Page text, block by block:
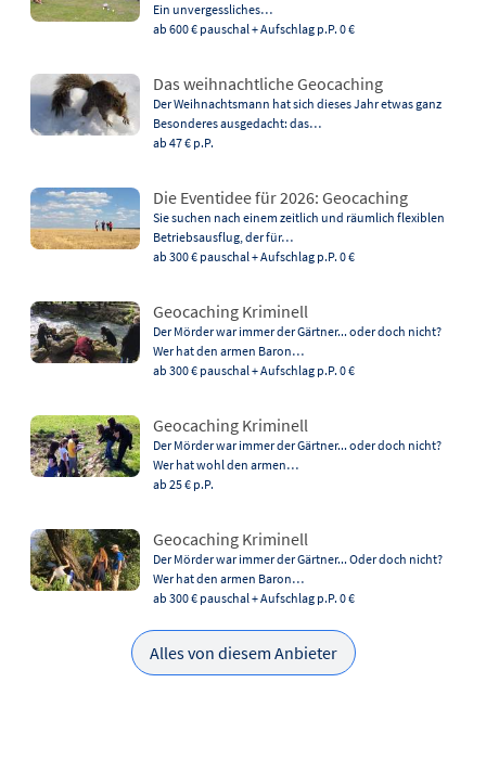
Ein unvergessliches…
ab 600 € pauschal + Aufschlag p.P. 0 €
Das weihnachtliche Geocaching
Der Weihnachtsmann hat sich dieses Jahr etwas ganz
Besonderes ausgedacht: das…
ab 47 € p.P.
Die Eventidee für 2026: Geocaching
Sie suchen nach einem zeitlich und räumlich flexiblen
Betriebsausflug, der für…
ab 300 € pauschal + Aufschlag p.P. 0 €
Geocaching Kriminell
Der Mörder war immer der Gärtner... oder doch nicht?
Wer hat den armen Baron…
ab 300 € pauschal + Aufschlag p.P. 0 €
Geocaching Kriminell
Der Mörder war immer der Gärtner... oder doch nicht?
Wer hat wohl den armen…
ab 25 € p.P.
Geocaching Kriminell
Der Mörder war immer der Gärtner... Oder doch nicht?
Wer hat den armen Baron…
ab 300 € pauschal + Aufschlag p.P. 0 €
Alles von diesem Anbieter